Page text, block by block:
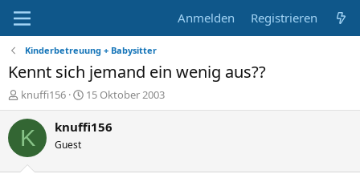
Anmelden Registrieren
Kinderbetreuung + Babysitter
Kennt sich jemand ein wenig aus??
E
r
s
knuffi156
E
r
s
15 Oktober 2003
K knuffi156
Guest